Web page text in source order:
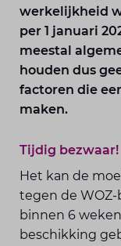
werkelijkheid
per 1 januari
meestal
houden dus
factoren die
maken.
Tijdig bezwaar!
Het kan de
tegen de
binnen 6
beschikking